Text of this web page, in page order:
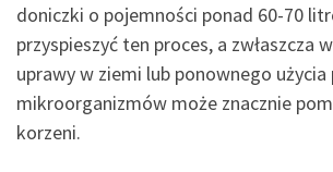
doniczki o pojemności ponad 60-70
przyspieszyć ten proces, a zwłaszcza
uprawy w ziemi lub ponownego użycia
mikroorganizmów może znacznie
korzeni.